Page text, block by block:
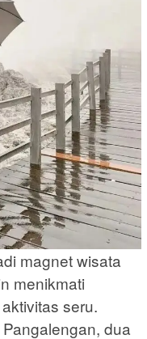
magnet wisata
menikmati
seru.
dua